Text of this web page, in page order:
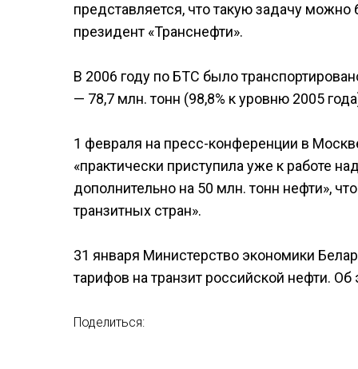
представляется, что такую задачу
президент «Транснефти».
В 2006 году по БТС было
— 78,7 млн. тонн (98,8% к уровню 2005
1 февраля на пресс-конференции в
«практически приступила уже к работе
дополнительно на 50 млн. тонн нефти»,
транзитных стран».
31 января Министерство экономики
тарифов на транзит российской нефти.
Поделиться: